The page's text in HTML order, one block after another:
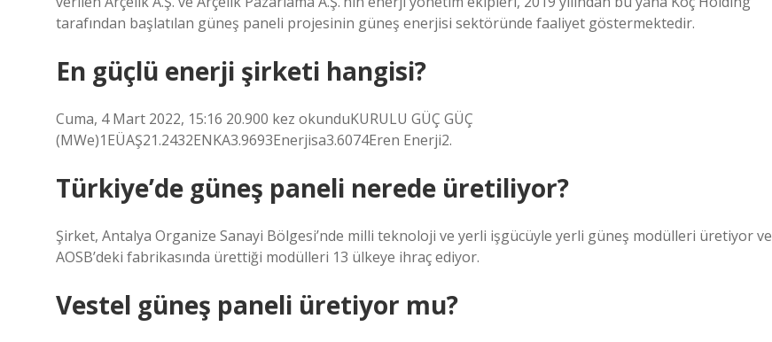
tarafından başlatılan güneş paneli projesinin güneş enerjisi sektöründe faaliyet göstermektedir.
En güçlü enerji şirketi hangisi?
Cuma, 4 Mart 2022, 15:16 20.900 kez okunduKURULU GÜÇ GÜÇ
(MWe)1EÜAŞ21.2432ENKA3.9693Enerjisa3.6074Eren Enerji2.
Türkiye’de güneş paneli nerede üretiliyor?
Şirket, Antalya Organize Sanayi Bölgesi’nde milli teknoloji ve yerli işgücüyle yerli güneş modülleri üretiyor ve
AOSB’deki fabrikasında ürettiği modülleri 13 ülkeye ihraç ediyor.
Vestel güneş paneli üretiyor mu?